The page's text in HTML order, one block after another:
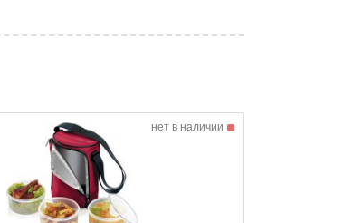
нет в наличии